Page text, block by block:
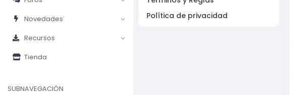
Novedades
Recursos
Tienda
SUBNAVEGACIÓN
Política de privacidad